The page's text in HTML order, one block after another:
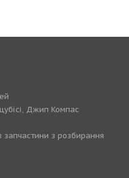
Джип Компас
з розбирання